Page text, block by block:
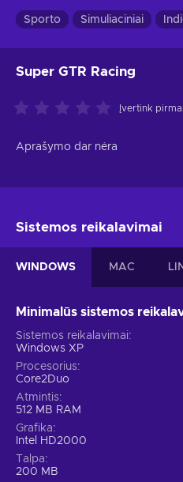
Sporto Simuliaciniai
Super GTR Racing
Įvertink
Aprašymo dar nėra
Sistemos reikalavimai
WINDOWS MAC
Minimalūs sistemos
Sistemos reikalavimai
Windows XP
Procesorius
Core2Duo
Atmintis
512 MB RAM
Grafika
Intel HD2000
Talpa
200 MB